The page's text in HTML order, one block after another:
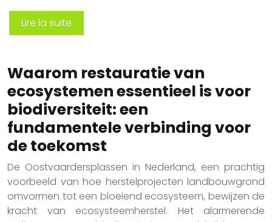
Lire la suite
Waarom restauratie van
ecosystemen essentieel is voor
biodiversiteit: een
fundamentele verbinding voor
de toekomst
De Oostvaardersplassen in Nederland, een prachtig
voorbeeld van hoe herstelprojecten landbouwgrond
omvormen tot een bloeiend ecosysteem, bewijzen de
kracht van ecosysteemherstel. Het alarmerende